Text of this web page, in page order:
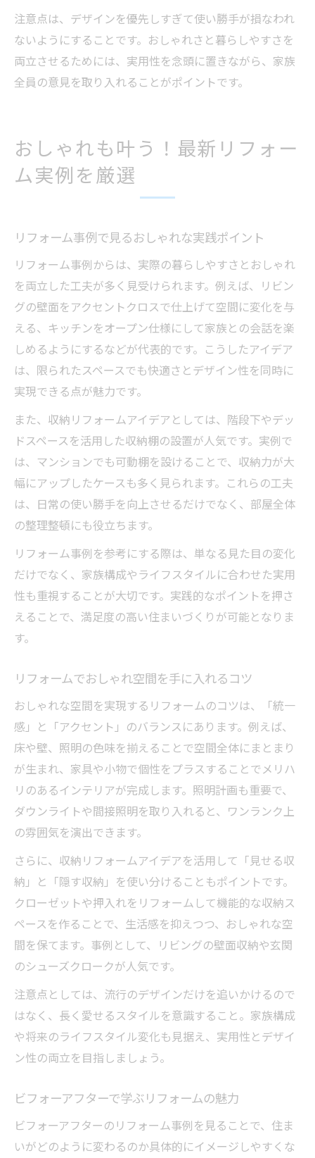
注意点は、デザインを優先しすぎて使い勝手が損なわれ
ないようにすることです。おしゃれさと暮らしやすさを
両立させるためには、実用性を念頭に置きながら、家族
全員の意見を取り入れることがポイントです。
おしゃれも叶う！最新リフォー
ム実例を厳選
リフォーム事例で見るおしゃれな実践ポイント
リフォーム事例からは、実際の暮らしやすさとおしゃれ
を両立した工夫が多く見受けられます。例えば、リビン
グの壁面をアクセントクロスで仕上げて空間に変化を与
える、キッチンをオープン仕様にして家族との会話を楽
しめるようにするなどが代表的です。こうしたアイデア
は、限られたスペースでも快適さとデザイン性を同時に
実現できる点が魅力です。
また、収納リフォームアイデアとしては、階段下やデッ
ドスペースを活用した収納棚の設置が人気です。実例で
は、マンションでも可動棚を設けることで、収納力が大
幅にアップしたケースも多く見られます。これらの工夫
は、日常の使い勝手を向上させるだけでなく、部屋全体
の整理整頓にも役立ちます。
リフォーム事例を参考にする際は、単なる見た目の変化
だけでなく、家族構成やライフスタイルに合わせた実用
性も重視することが大切です。実践的なポイントを押さ
えることで、満足度の高い住まいづくりが可能となりま
す。
リフォームでおしゃれ空間を手に入れるコツ
おしゃれな空間を実現するリフォームのコツは、「統一
感」と「アクセント」のバランスにあります。例えば、
床や壁、照明の色味を揃えることで空間全体にまとまり
が生まれ、家具や小物で個性をプラスすることでメリハ
リのあるインテリアが完成します。照明計画も重要で、
ダウンライトや間接照明を取り入れると、ワンランク上
の雰囲気を演出できます。
さらに、収納リフォームアイデアを活用して「見せる収
納」と「隠す収納」を使い分けることもポイントです。
クローゼットや押入れをリフォームして機能的な収納ス
ペースを作ることで、生活感を抑えつつ、おしゃれな空
間を保てます。事例として、リビングの壁面収納や玄関
のシューズクロークが人気です。
注意点としては、流行のデザインだけを追いかけるので
はなく、長く愛せるスタイルを意識すること。家族構成
や将来のライフスタイル変化も見据え、実用性とデザイ
ン性の両立を目指しましょう。
ビフォーアフターで学ぶリフォームの魅力
ビフォーアフターのリフォーム事例を見ることで、住ま
いがどのように変わるのか具体的にイメージしやすくな